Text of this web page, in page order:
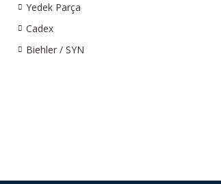
Yedek Parça
Cadex
Biehler / SYN